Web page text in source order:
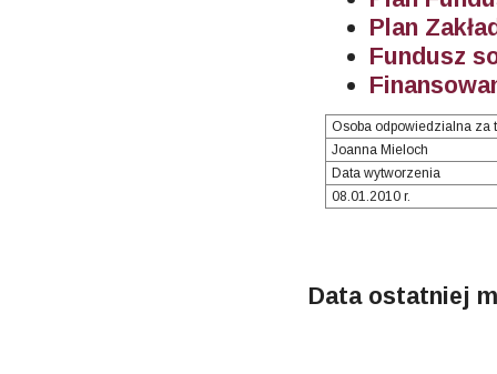
Plan
Fundusz
Osoba odpowiedzialna za
Joanna Mieloch
Data wytworzenia
08.01.2010 r.
Data ostatniej